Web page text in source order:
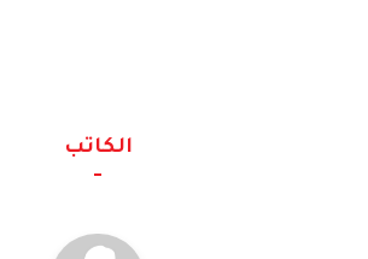
الكاتب